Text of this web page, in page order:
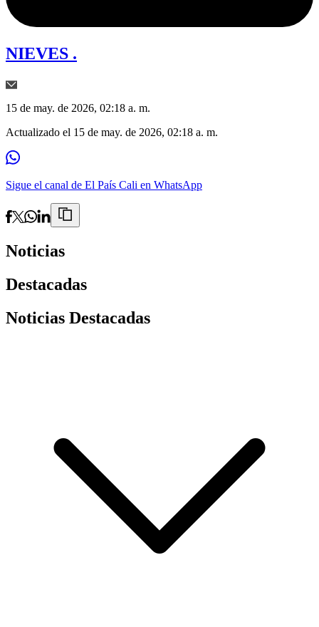
NIEVES .
15 de may. de 2026, 02:18 a. m.
Actualizado el 15 de may. de 2026, 02:18 a. m.
Sigue el canal de El País Cali en WhatsApp
Noticias
Destacadas
Noticias Destacadas